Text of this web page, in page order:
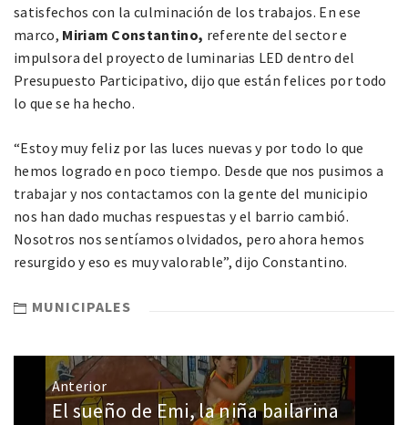
satisfechos con la culminación de los trabajos. En ese
marco, Miriam Constantino, referente del sector e
impulsora del proyecto de luminarias LED dentro del
Presupuesto Participativo, dijo que están felices por todo
lo que se ha hecho.
“Estoy muy feliz por las luces nuevas y por todo lo que
hemos logrado en poco tiempo. Desde que nos pusimos a
trabajar y nos contactamos con la gente del municipio
nos han dado muchas respuestas y el barrio cambió.
Nosotros nos sentíamos olvidados, pero ahora hemos
resurgido y eso es muy valorable”, dijo Constantino.
MUNICIPALES
Anterior
El sueño de Emi, la niña bailarina